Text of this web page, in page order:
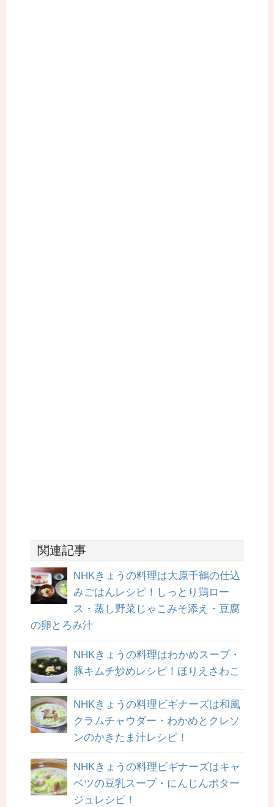
関連記事
NHKきょうの料理は大原千鶴の仕込
みごはんレシピ！しっとり鶏ロー
ス・蒸し野菜じゃこみそ添え・豆腐
の卵とろみ汁
NHKきょうの料理はわかめスープ・
豚キムチ炒めレシピ！ほりえさわこ
NHKきょうの料理ビギナーズは和風
クラムチャウダー・わかめとクレソ
ンのかきたま汁レシピ！
NHKきょうの料理ビギナーズはキャ
ベツの豆乳スープ・にんじんポター
ジュレシピ！